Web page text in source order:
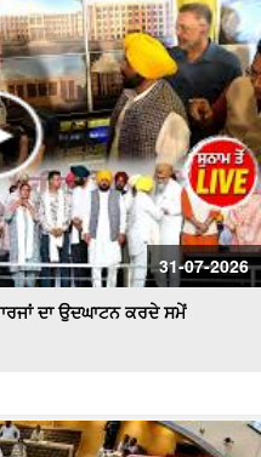
31-07-2026
ਦਾ ਉਦਘਾਟਨ ਕਰਦੇ ਸਮੇਂ